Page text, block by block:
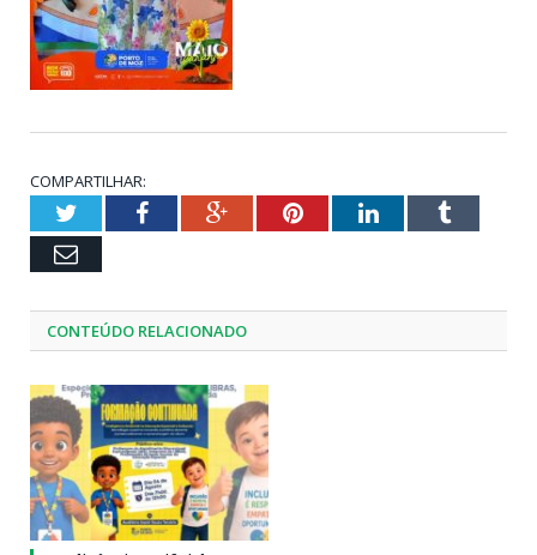
COMPARTILHAR:
TwitterFacebookGoogle+PinterestLinkedInTumblr
Email
CONTEÚDO RELACIONADO